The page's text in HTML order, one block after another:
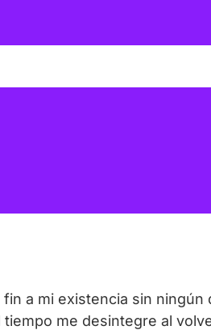
a mi existencia sin ningún
me desintegre al